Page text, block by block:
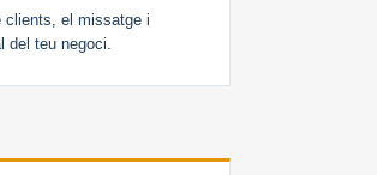
clients, el missatge i
del teu negoci.